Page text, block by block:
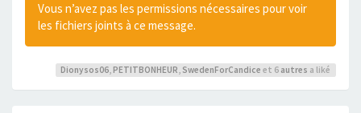
Vous n’avez pas les permissions nécessaires pour voir
les fichiers joints à ce message.
Dionysos06 PETITBONHEUR SwedenForCandice et 6 autres a liké